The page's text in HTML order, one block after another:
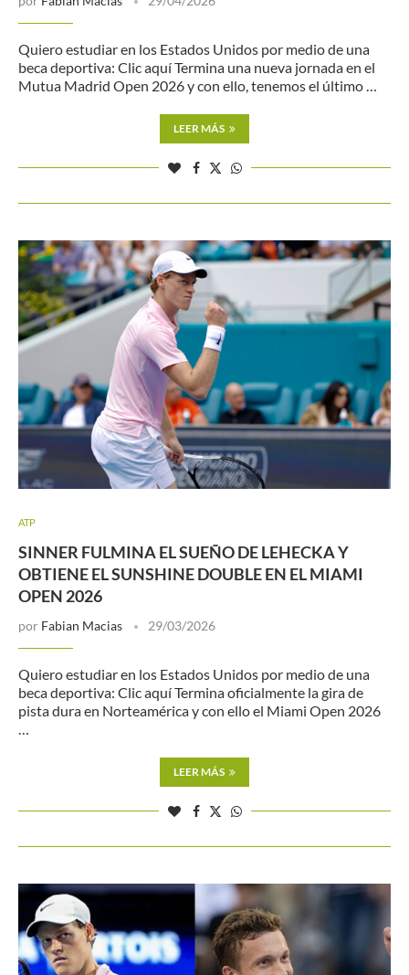
Quiero estudiar en los Estados Unidos por medio de una
beca deportiva: Clic aquí Termina una nueva jornada en el
Mutua Madrid Open 2026 y con ello, tenemos el último …
LEER MÁS
ATP
SINNER FULMINA EL SUEÑO DE LEHECKA Y
OBTIENE EL SUNSHINE DOUBLE EN EL MIAMI
OPEN 2026
por Fabian Macias 29/03/2026
Quiero estudiar en los Estados Unidos por medio de una
beca deportiva: Clic aquí Termina oficialmente la gira de
pista dura en Norteamérica y con ello el Miami Open 2026
…
LEER MÁS